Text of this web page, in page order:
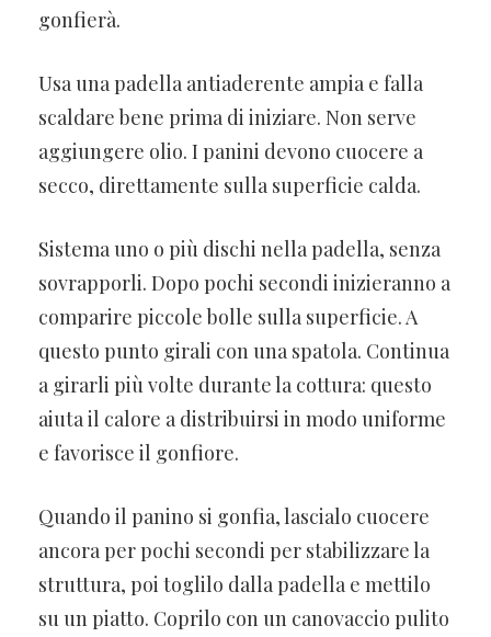
gonfierà.
Usa una padella antiaderente ampia e falla
scaldare bene prima di iniziare. Non serve
aggiungere olio. I panini devono cuocere a
secco, direttamente sulla superficie calda.
Sistema uno o più dischi nella padella, senza
sovrapporli. Dopo pochi secondi inizieranno a
comparire piccole bolle sulla superficie. A
questo punto girali con una spatola. Continua
a girarli più volte durante la cottura: questo
aiuta il calore a distribuirsi in modo uniforme
e favorisce il gonfiore.
Quando il panino si gonfia, lascialo cuocere
ancora per pochi secondi per stabilizzare la
struttura, poi toglilo dalla padella e mettilo
su un piatto. Coprilo con un canovaccio pulito